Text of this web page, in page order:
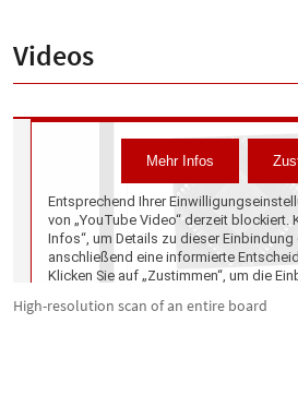
Videos
High-resolution scan of an entire board